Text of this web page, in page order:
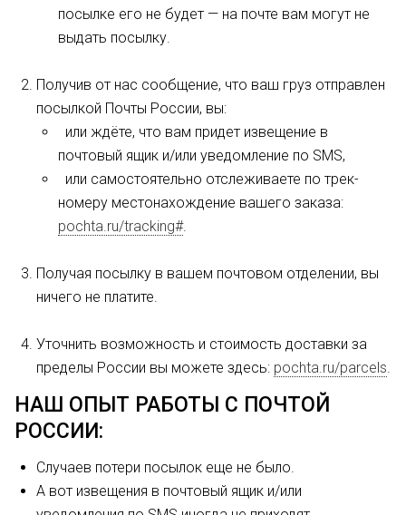
посылке его не будет — на почте вам могут не
выдать посылку.
Получив от нас сообщение, что ваш груз отправлен
посылкой Почты России, вы:
или ждёте, что вам придет извещение в
почтовый ящик и/или уведомление по SMS,
или самостоятельно отслеживаете по трек-
номеру местонахождение вашего заказа:
pochta.ru/tracking#.
Получая посылку в вашем почтовом отделении, вы
ничего не платите.
Уточнить возможность и стоимость доставки за
пределы России вы можете здесь: pochta.ru/parcels.
НАШ ОПЫТ РАБОТЫ С ПОЧТОЙ
РОССИИ:
Случаев потери посылок еще не было.
А вот извещения в почтовый ящик и/или